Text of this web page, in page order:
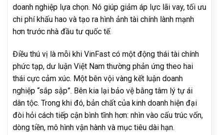
doanh nghiệp lựa chọn. Nó giúp giảm áp lực lãi vay, tối ưu
chi phí khấu hao và tạo ra hình ảnh tài chính lành mạnh
hơn trước nhà đầu tư quốc tế.
Điều thú vị là mỗi khi VinFast có một động thái tài chính
phức tạp, dư luận Việt Nam thường phản ứng theo hai
thái cực cảm xúc. Một bên vội vàng kết luận doanh
nghiệp “sắp sập”. Bên kia lại bảo vệ bằng tâm lý tự ái
dân tộc. Trong khi đó, bản chất của kinh doanh hiện đại
đòi hỏi cách tiếp cận bình tĩnh hơn: nhìn vào cấu trúc vốn,
dòng tiền, mô hình vận hành và mục tiêu dài hạn.